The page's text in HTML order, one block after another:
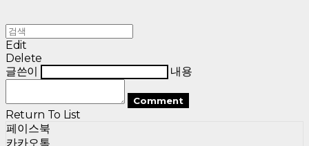
Edit
Delete
글쓴이
내용
Comment
Return To List
페이스북
카카오톡